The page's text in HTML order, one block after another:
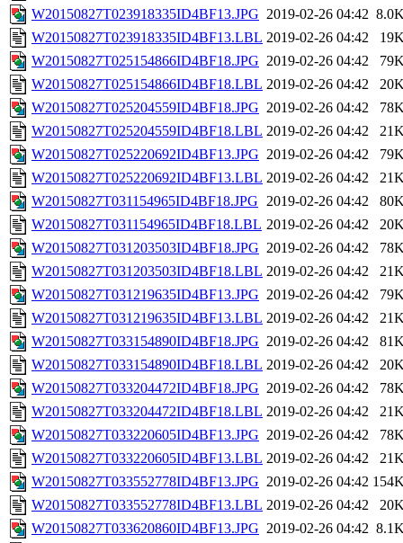
W20150827T023918335ID4BF13.JPG 2019-02-26 04:42
W20150827T023918335ID4BF13.LBL 2019-02-26 04:42
W20150827T025154866ID4BF18.JPG 2019-02-26 04:42
W20150827T025154866ID4BF18.LBL 2019-02-26 04:42
W20150827T025204559ID4BF18.JPG 2019-02-26 04:42
W20150827T025204559ID4BF18.LBL 2019-02-26 04:42
W20150827T025220692ID4BF13.JPG 2019-02-26 04:42
W20150827T025220692ID4BF13.LBL 2019-02-26 04:42
W20150827T031154965ID4BF18.JPG 2019-02-26 04:42
W20150827T031154965ID4BF18.LBL 2019-02-26 04:42
W20150827T031203503ID4BF18.JPG 2019-02-26 04:42
W20150827T031203503ID4BF18.LBL 2019-02-26 04:42
W20150827T031219635ID4BF13.JPG 2019-02-26 04:42
W20150827T031219635ID4BF13.LBL 2019-02-26 04:42
W20150827T033154890ID4BF18.JPG 2019-02-26 04:42
W20150827T033154890ID4BF18.LBL 2019-02-26 04:42
W20150827T033204472ID4BF18.JPG 2019-02-26 04:42
W20150827T033204472ID4BF18.LBL 2019-02-26 04:42
W20150827T033220605ID4BF13.JPG 2019-02-26 04:42
W20150827T033220605ID4BF13.LBL 2019-02-26 04:42
W20150827T033552778ID4BF13.JPG 2019-02-26 04:42
W20150827T033552778ID4BF13.LBL 2019-02-26 04:42
W20150827T033620860ID4BF13.JPG 2019-02-26 04:42